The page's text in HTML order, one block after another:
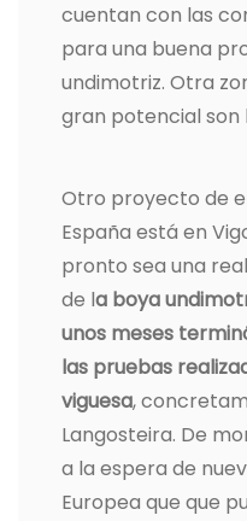
cuentan con las
para una buena
undimotriz. Otra
gran potencial son
Otro proyecto de
España está en
pronto sea una
de la boya
unos meses
las pruebas
viguesa,
Langosteira. De
a la espera de
Europea que que